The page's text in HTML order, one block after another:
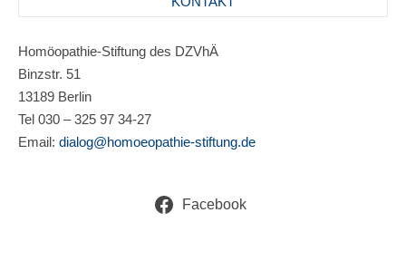
Homöopathie-Stiftung des DZVhÄ
Binzstr. 51
13189 Berlin
Tel 030 – 325 97 34-27
Email: dialog@homoeopathie-stiftung.de
Facebook